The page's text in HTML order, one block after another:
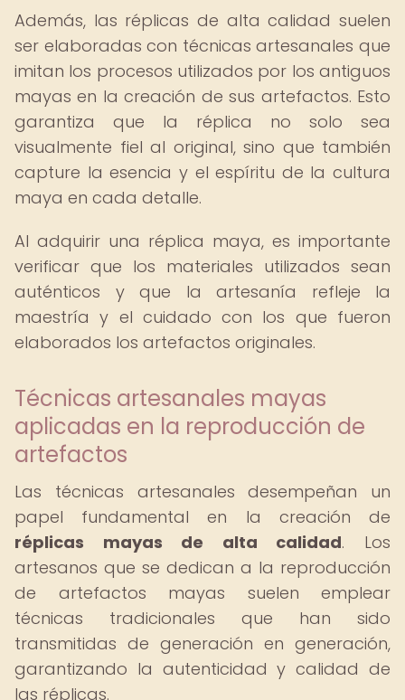
Además, las réplicas de alta calidad suelen
ser elaboradas con técnicas artesanales que
imitan los procesos utilizados por los antiguos
mayas en la creación de sus artefactos. Esto
garantiza que la réplica no solo sea
visualmente fiel al original, sino que también
capture la esencia y el espíritu de la cultura
maya en cada detalle.
Al adquirir una réplica maya, es importante
verificar que los materiales utilizados sean
auténticos y que la artesanía refleje la
maestría y el cuidado con los que fueron
elaborados los artefactos originales.
Técnicas artesanales mayas
aplicadas en la reproducción de
artefactos
Las técnicas artesanales desempeñan un
papel fundamental en la creación de
réplicas mayas de alta calidad. Los
artesanos que se dedican a la reproducción
de artefactos mayas suelen emplear
técnicas tradicionales que han sido
transmitidas de generación en generación,
garantizando la autenticidad y calidad de
las réplicas.